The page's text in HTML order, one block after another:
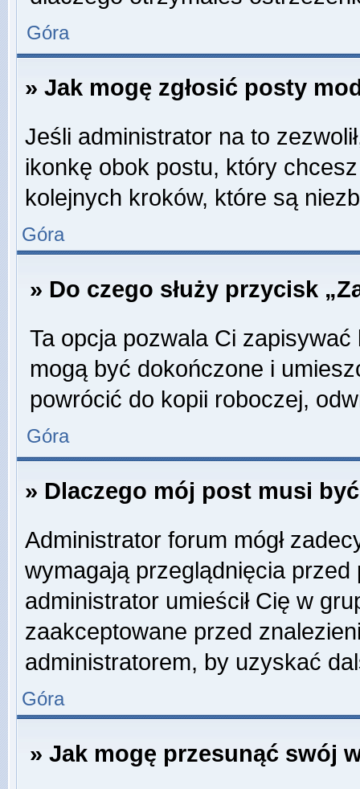
Góra
» Jak mogę zgłosić posty
Jeśli administrator na to
ikonkę obok postu, który
kolejnych kroków, które są
Góra
» Do czego służy przycisk
Ta opcja pozwala Ci
mogą być dokończone i
powrócić do kopii roboczej,
Góra
» Dlaczego mój post musi
Administrator forum mógł
wymagają przeglądnięcia
administrator umieścił Cię w
zaakceptowane przed
administratorem, by uzyskać
Góra
» Jak mogę przesunąć swój